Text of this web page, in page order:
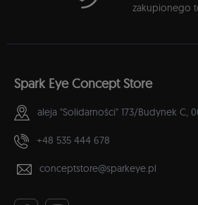
zakupionego
Spark Eye Concept Store
aleja "Solidarności" 173/Budynek C,
+48 535 444 678
conceptstore@sparkeye.pl